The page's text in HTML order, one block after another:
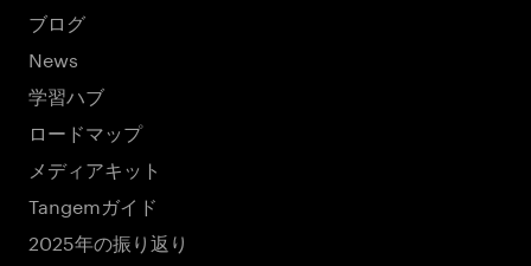
ブログ
News
学習ハブ
ロードマップ
メディアキット
Tangemガイド
2025年の振り返り